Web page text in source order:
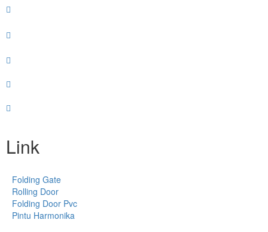
Link
Folding Gate
Rolling Door
Folding Door Pvc
Pintu Harmonika